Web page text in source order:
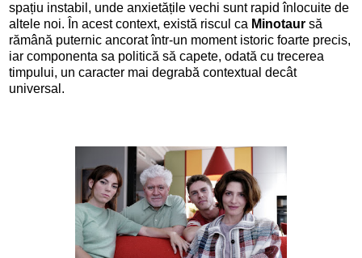
spațiu instabil, unde anxietățile vechi sunt rapid înlocuite de
altele noi. În acest context, există riscul ca Minotaur să
rămână puternic ancorat într-un moment istoric foarte precis,
iar componenta sa politică să capete, odată cu trecerea
timpului, un caracter mai degrabă contextual decât
universal.